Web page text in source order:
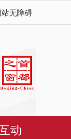
站无障碍
动